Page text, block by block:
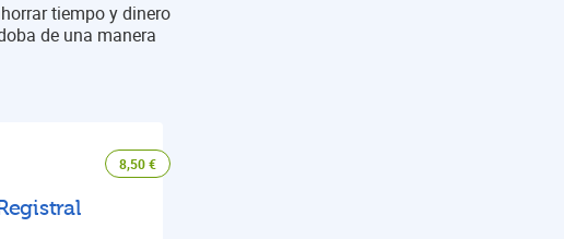
tiempo y dinero
de una manera
8,50€